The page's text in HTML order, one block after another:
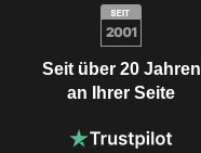
Seit über 20 Jahren
an Ihrer Seite